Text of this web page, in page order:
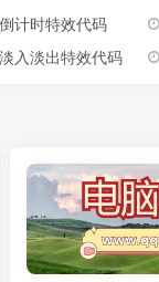
计时特效代码
入淡出特效代码